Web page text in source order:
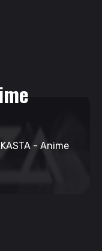
KASTA - Anime